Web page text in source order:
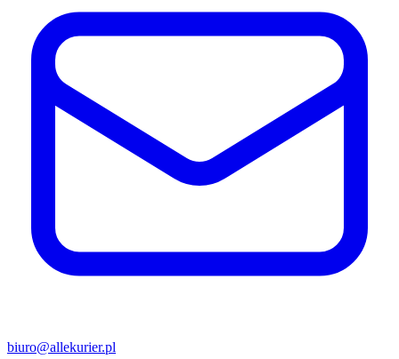
biuro@allekurier.pl